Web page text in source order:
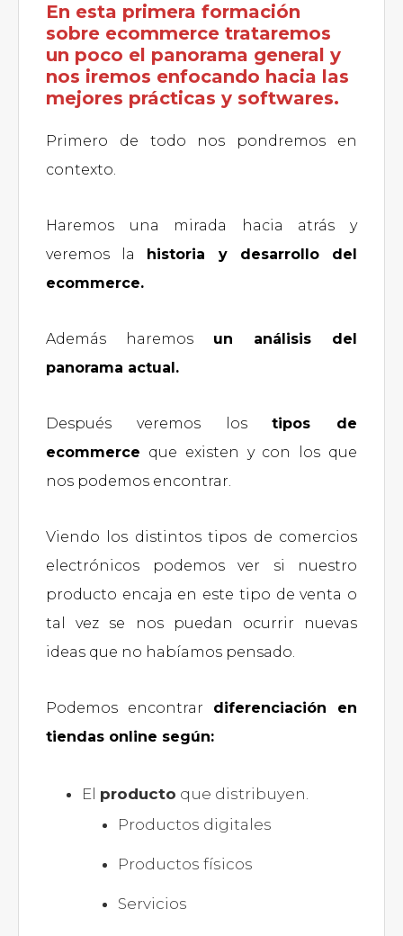
En esta primera formación
sobre ecommerce trataremos
un poco el panorama general y
nos iremos enfocando hacia las
mejores prácticas y softwares.
Primero de todo nos pondremos en
contexto.
Haremos una mirada hacia atrás y
veremos la historia y desarrollo del
ecommerce.
Además haremos un análisis del
panorama actual.
Después veremos lostipos de
ecommerce que existen y con los que
nos podemos encontrar.
Viendo los distintos tipos de comercios
electrónicos podemos ver si nuestro
producto encaja en este tipo de venta o
tal vez se nos puedan ocurrir nuevas
ideas que no habíamos pensado.
Podemos encontrar diferenciación en
tiendas online según:
El producto que distribuyen.
Productos digitales
Productos físicos
Servicios